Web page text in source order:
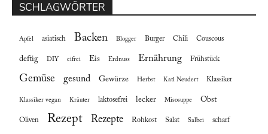
SCHLAGWÖRTER
Apfel asiatisch Backen Blogger Burger Chili Couscous
deftig DIY eifrei Eis Erdnuss Ernährung Frühstück
Gemüse gesund Gewürze Herbst Kati Neudert Klassiker
Klassiker vegan Kräuter laktosefrei lecker Misosuppe Obst
Oliven Rezept Rezepte Rohkost Salat Salbei scharf